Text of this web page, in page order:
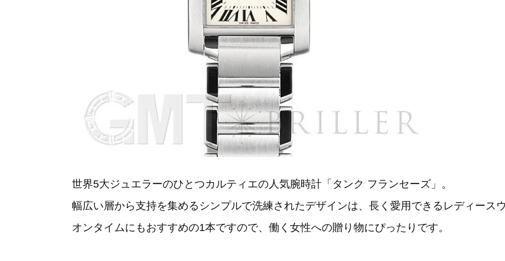
世界5大ジュエラーのひとつカルティエの人気腕時計「タンク フランセーズ」。
幅広い層から支持を集めるシンプルで洗練されたデザインは、長く愛用できるレディース
オンタイムにもおすすめの1本ですので、働く女性への贈り物にぴったりです。